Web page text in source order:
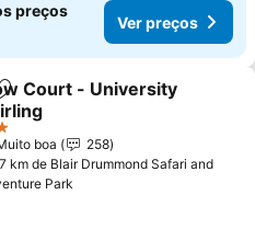
preços
Ver preços
aos favoritos
Court - University
boa
258
km de Blair Drummond Safari and
Park